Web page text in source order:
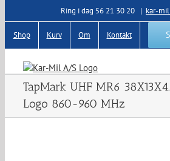
to
content
Ring i dag 56 21 30 20 | kar-
Shop Kurv Om Kontakt
TapMark UHF MR6
Logo 860-960 MHz